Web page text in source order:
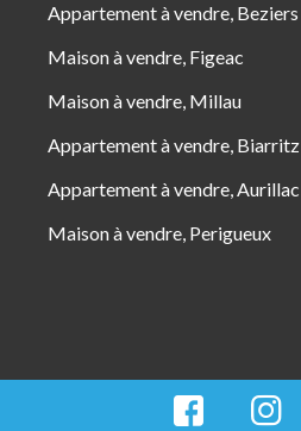
Appartement à vendre, Beziers
Maison à vendre, Figeac
Maison à vendre, Millau
Appartement à vendre, Biarritz
Appartement à vendre, Aurillac
Maison à vendre, Perigueux